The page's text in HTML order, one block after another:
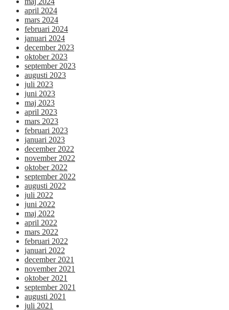
april 2024
mars 2024
februari 2024
januari 2024
december 2023
oktober 2023
september 2023
augusti 2023
juli 2023
juni 2023
maj 2023
april 2023
mars 2023
februari 2023
januari 2023
december 2022
november 2022
oktober 2022
september 2022
augusti 2022
juli 2022
juni 2022
maj 2022
april 2022
mars 2022
februari 2022
januari 2022
december 2021
november 2021
oktober 2021
september 2021
augusti 2021
juli 2021